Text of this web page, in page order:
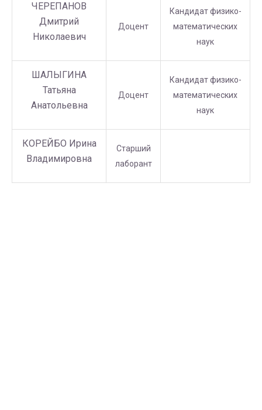
ЧЕРЕПАНОВ
Дмитрий
Николаевич
Доцент
Кандидат физико-
математических
наук
ШАЛЫГИНА
Татьяна
Анатольевна
Доцент
Кандидат физико-
математических
наук
КОРЕЙБО Ирина
Владимировна
Старший
лаборант